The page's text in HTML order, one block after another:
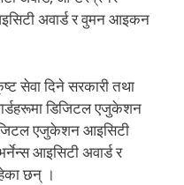
अवार्ड र वुमन आइकन
सेवा दिने सरकारी तथा
डिजिटल एजुकेशन
एजुकेशन आइसिटी
आइसिटी अवार्ड र
छन् ।